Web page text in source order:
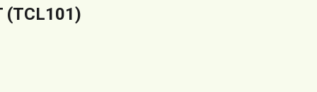
(TCL101)